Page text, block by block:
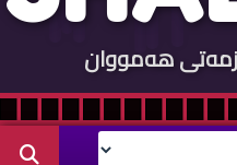
هه‌مووان